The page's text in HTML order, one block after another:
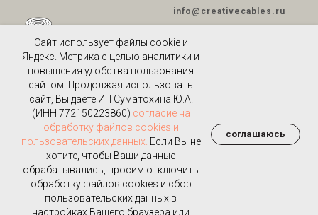
Сайт использует файлы cookie и
Яндекс. Метрика с целью аналитики и
повышения удобства пользования
сайтом. Продолжая использовать
сайт, Вы даете ИП Суматохина Ю.А.
(ИНН 772150223860) согласие на
обработку файлов cookies и
пользовательских данных. Если Вы не
хотите, чтобы Ваши данные
обрабатывались, просим отключить
обработку файлов cookies и сбор
пользовательских данных в
настройках Вашего браузера или
соглашаюсь
ПОЛИТИКА
КОНФИДЕНЦИАЛЬНОСТИ
ОБРАБОТКИИ ПЕРСОНАЛЬНЫХ
ДАННЫХ
ПУБЛИЧНАЯ ОФЕРТА
info@creativecables.ru
МОСКВА,
ВОЛГОГРАДСКИЙ ПР-Т 93